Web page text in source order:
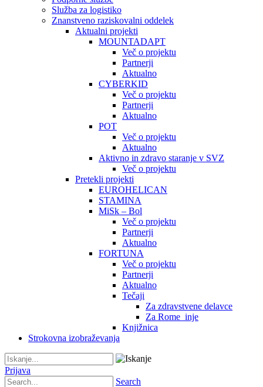
Služba za logistiko
Znanstveno raziskovalni oddelek
Aktualni projekti
MOUNTADAPT
Več o projektu
Partnerji
Aktualno
CYBERKID
Več o projektu
Partnerji
Aktualno
POT
Več o projektu
Aktualno
Aktivno in zdravo staranje v SVZ
Več o projektu
Pretekli projekti
EUROHELICAN
STAMINA
MiSk – Bol
Več o projektu
Partnerji
Aktualno
FORTUNA
Več o projektu
Partnerji
Aktualno
Tečaji
Za zdravstvene delavce
Za Rome_inje
Knjižnica
Strokovna izobraževanja
Prijava
Search